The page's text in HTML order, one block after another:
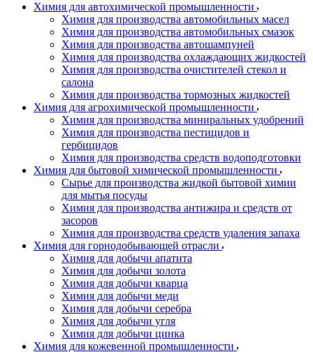
Химия для автохимической промышленности
Химия для производства автомобильных масел
Химия для производства автомобильных смазок
Химия для производства автошампуней
Химия для производства охлаждающих жидкостей
Химия для производства очистителей стекол и
салона
Химия для производства тормозных жидкостей
Химия для агрохимической промышленности
Химия для производства миниральных удобрений
Химия для производства пестицидов и
гербицидов
Химия для производства средств водоподготовки
Химия для бытовой химической промышленности
Сырье для производства жидкой бытовой химии
для мытья посуды
Химия для производства антижира и средств от
засоров
Химия для производства средств удаления запаха
Химия для горнодобывающей отрасли
Химия для добычи апатита
Химия для добычи золота
Химия для добычи кварца
Химия для добычи меди
Химия для добычи серебра
Химия для добычи угля
Химия для добычи цинка
Химия для кожевенной промышленности